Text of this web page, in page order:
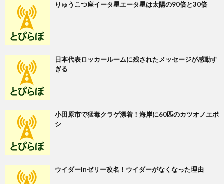
りゅうこつ座イータ星エータ星は太陽の90倍と30倍
日本代表ロッカールームに残されたメッセージが感動す
ぎる
小田原市で猛毒クラゲ漂着！海岸に60匹のカツオノエボ
シ
ウイダーinゼリー改名！ウイダーがなくなった理由